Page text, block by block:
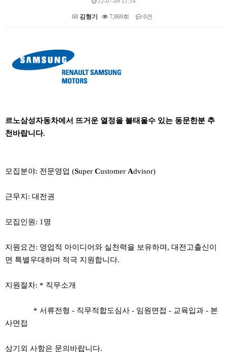
68 김형기 7,869회 0건
르노삼성자동차에서 뜨거운 열정을 불태울수 있는 동문한분 추
천바랍니다.
모집분야: 전문영업 (Super Customer Advisor)
근무지: 대전권
모집인원: 1명
지원요건: 영업적 아이디어와 실천력을 보유하며, 대전고출신이
면 특별우대하며 적극 지원합니다.
지원절차: * 직무소개
* 서류전형 - 직무적합도심사 - 임원면접 - 교육입과 - 본
사면접
상기외 사항은 문의바랍니다.